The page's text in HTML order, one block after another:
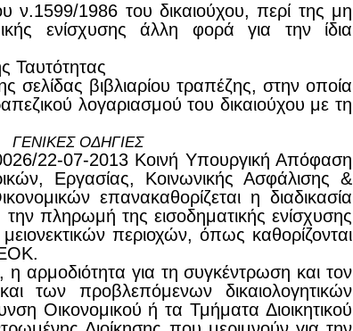
ν.1599/1986 του δικαιούχου, περί της μη
ενίσχυσης άλλη φορά για την ίδια
Ταυτότητας
βιβλιαρίου τραπέζης, στην οποία
λογαριασμού του δικαιούχου με τη
ΓΕΝΙΚΕΣ ΟΔΗΓΙΕΣ
22-07-2013 Κοινή Υπουργική Απόφαση
Εργασίας, Κοινωνικής Ασφάλισης &
επανακαθορίζεται η διαδικασία
την πληρωμή της εισοδηματικής ενίσχυσης
περιοχών, όπως καθορίζονται
αρμοδιότητα για τη συγκέντρωση και τον
των προβλεπόμενων δικαιολογητικών
Οικονομικού ή τα Τμήματα Διοικητικού